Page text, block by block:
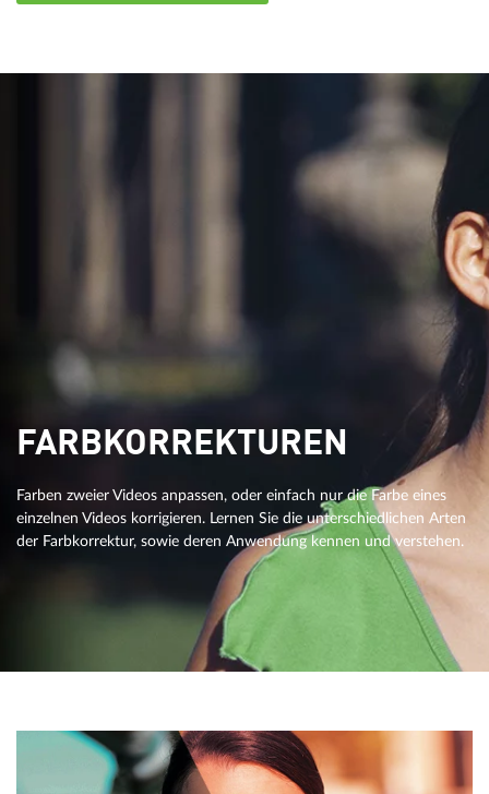
FARBKORREKTUREN
Farben zweier Videos anpassen, oder einfach nur die Farbe eines
einzelnen Videos korrigieren. Lernen Sie die unterschiedlichen Arten
der Farbkorrektur, sowie deren Anwendung kennen und verstehen.